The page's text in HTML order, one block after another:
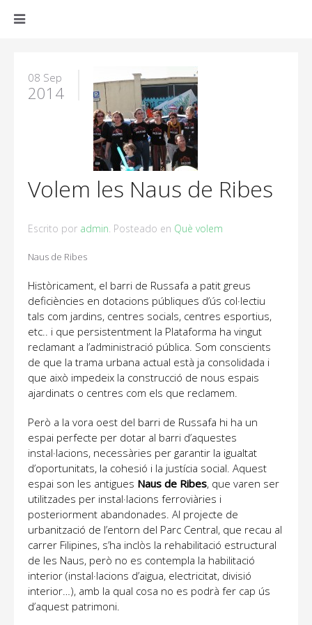
08 Sep
2014
Volem les Naus de Ribes
Escrito por admin. Posteado en Què volem
Naus de Ribes
Històricament, el barri de Russafa a patit greus
deficiències en dotacions públiques d’ús col·lectiu
tals com jardins, centres socials, centres esportius,
etc.. i que persistentment la Plataforma ha vingut
reclamant a l’administració pública. Som conscients
de que la trama urbana actual està ja consolidada i
que això impedeix la construcció de nous espais
ajardinats o centres com els que reclamem.
Però a la vora oest del barri de Russafa hi ha un
espai perfecte per dotar al barri d’aquestes
instal·lacions, necessàries per garantir la igualtat
d’oportunitats, la cohesió i la justícia social. Aquest
espai son les antigues Naus de Ribes, que varen ser
utilitzades per instal·lacions ferroviàries i
posteriorment abandonades. Al projecte de
urbanització de l’entorn del Parc Central, que recau al
carrer Filipines, s’ha inclòs la rehabilitació estructural
de les Naus, però no es contempla la habilitació
interior (instal·lacions d’aigua, electricitat, divisió
interior…), amb la qual cosa no es podrà fer cap ús
d’aquest patrimoni.